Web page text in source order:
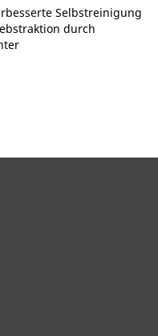
Selbstreinigung
durch